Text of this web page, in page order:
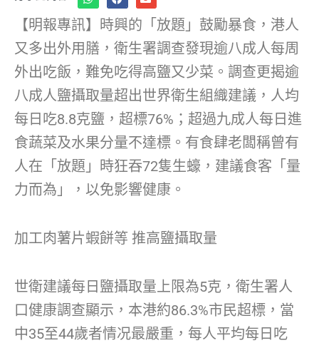
【明報專訊】時興的「放題」鼓勵暴食，港人
又多出外用膳，衛生署調查發現逾八成人每周
外出吃飯，難免吃得高鹽又少菜。調查更揭逾
八成人鹽攝取量超出世界衛生組織建議，人均
每日吃8.8克鹽，超標76%；超過九成人每日進
食蔬菜及水果分量不達標。有食肆老闆稱曾有
人在「放題」時狂吞72隻生蠔，建議食客「量
力而為」，以免影響健康。
加工肉薯片蝦餅等 推高鹽攝取量
世衛建議每日鹽攝取量上限為5克，衛生署人
口健康調查顯示，本港約86.3%市民超標，當
中35至44歲者情况最嚴重，每人平均每日吃